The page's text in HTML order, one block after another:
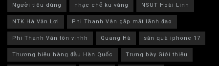
Người tiêu dùng
nhạc chế ku vàng
NSUT Hoài Linh
NTK Hà Văn Lợi
Phi Thanh Vân gặp mặt lãnh đạo
Phi Thanh Vân tôn vinhh
Quang Hà
săn quà iphone 17
Thương hiệu hàng đầu Hàn Quốc
Trưng bày Giới thiệu